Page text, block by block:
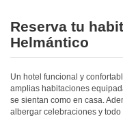
Reserva tu
Helmántico
Un hotel funcional y
amplias habitaciones
se sientan como en casa.
albergar celebraciones y